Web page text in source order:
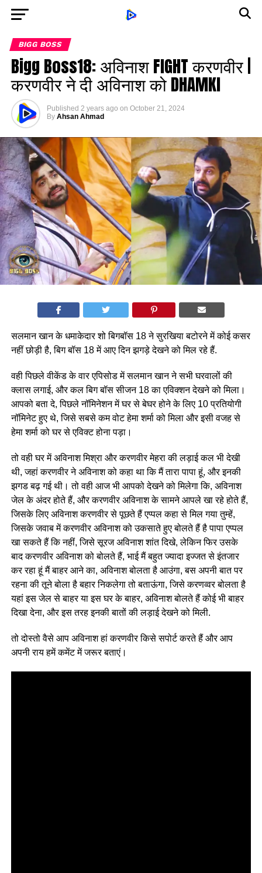
BIGG BOSS
Bigg Boss18: अविनाश FIGHT करणवीर |
करणवीर ने दी अविनाश को DHAMKI
Published 2 years ago on October 21, 2024
By Ahsan Ahmad
सलमान खान के धमाकेदार शो बिगबॉस 18 ने सुरखिया ​​बटोरने में कोई कसर
नहीं छोड़ी है, बिग बॉस 18 में आए दिन झगड़े देखने को मिल रहे हैं.
वही पिछले वीकेंड के वार एपिसोड में सलमान खान ने सभी घरवालों की
क्लास लगाई, और कल बिग बॉस सीजन 18 का एविक्शन देखने को मिला।
आपको बता दे, पिछले नॉमिनेशन में घर से बेघर होने के लिए 10 प्रतियोगी
नॉमिनेट हुए थे, जिसे सबसे कम वोट हेमा शर्मा को मिला और इसी वजह से
हेमा शर्मा को घर से एविक्ट होना पड़ा।
तो वही घर में अविनाश मिश्रा और करणवीर मेहरा की लड़ाई कल भी देखी
थी, जहां करणवीर ने अविनाश को कहा था कि मैं तारा पापा हूं, और इनकी
झगड बढ़ गई थी। तो वही आज भी आपको देखने को मिलेगा कि, अविनाश
जेल के अंदर होते हैं, और करणवीर अविनाश के सामने आपले खा रहे होते हैं,
जिसके लिए अविनाश करणवीर से पूछते हैं एप्पल कहा से मिल गया तुम्हें,
जिसके जवाब में करणवीर अविनाश को उकसाते हुए बोलते हैं है पापा एप्पल
खा सकते हैं कि नहीं, जिसे सूरज अविनाश शांत दिखे, लेकिन फिर उसके
बाद करणवीर अविनाश को बोलते हैं, भाई मैं बहुत ज्यादा इज्जत से इंतजार
कर रहा हूं मैं बाहर आने का, अविनाश बोलता है आउंगा, बस अपनी बात पर
रहना की तूने बोला है बहार निकलेगा तो बताऊंगा, जिसे करणव्वर बोलता है
यहां इस जेल से बाहर या इस घर के बाहर, अविनाश बोलते हैं कोई भी बाहर
दिखा देना, और इस तरह इनकी बातों की लड़ाई देखने को मिली.
तो दोस्तो वैसे आप अविनाश हां करणवीर किसे सपोर्ट करते हैं और आप
अपनी राय हमें कमेंट में जरूर बताएं।